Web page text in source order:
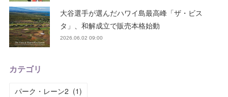
大谷選手が選んだハワイ島最高峰「ザ・ビス
タ」、和解成立で販売本格始動
2026.06.02 09:00
カテゴリ
パーク・レーン2 (1)